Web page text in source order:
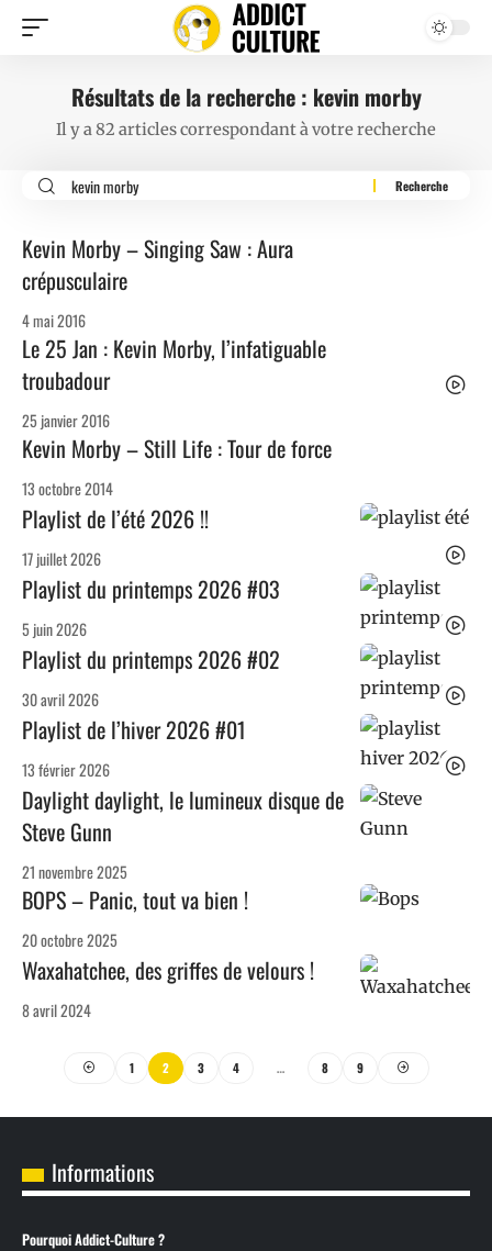
Résultats de la recherche : kevin morby
Il y a 82 articles correspondant à votre recherche
Kevin Morby – Singing Saw : Aura
crépusculaire
4 mai 2016
Le 25 Jan : Kevin Morby, l’infatiguable
troubadour
25 janvier 2016
Kevin Morby – Still Life : Tour de force
13 octobre 2014
Playlist de l’été 2026 !!
17 juillet 2026
Playlist du printemps 2026 #03
5 juin 2026
Playlist du printemps 2026 #02
30 avril 2026
Playlist de l’hiver 2026 #01
13 février 2026
Daylight daylight, le lumineux disque de
Steve Gunn
21 novembre 2025
BOPS – Panic, tout va bien !
20 octobre 2025
Waxahatchee, des griffes de velours !
8 avril 2024
1 2 3 4 … 8 9
Informations
Pourquoi Addict-Culture ?